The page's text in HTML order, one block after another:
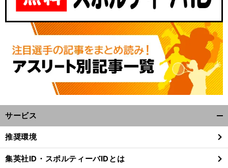
サービス
閉
る
推奨環境
集英社ID・スポルティーバIDとは